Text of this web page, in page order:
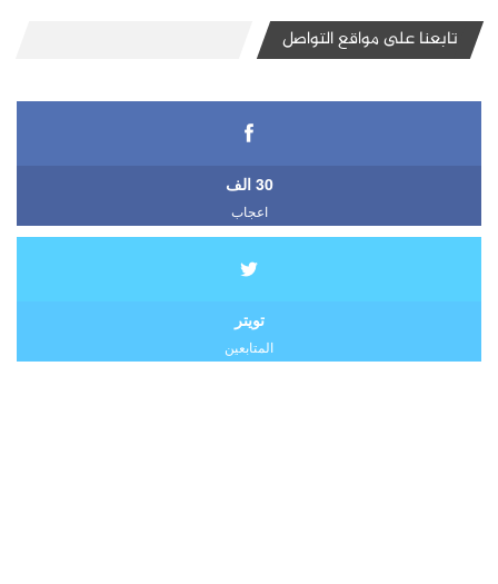
تابعنا على مواقع التواصل
30 الف
اعجاب
تويتر
المتابعين